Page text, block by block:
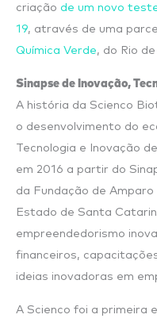
criação de um novo
19, através de uma
Química Verde, do Rio
Sinapse de Inovação,
A história da Scienco
o desenvolvimento do
Tecnologia e Inovação
em 2016 a partir do
da Fundação de
Estado de Santa
empreendedorismo
financeiros,
ideias inovadoras em
A Scienco foi a primeira